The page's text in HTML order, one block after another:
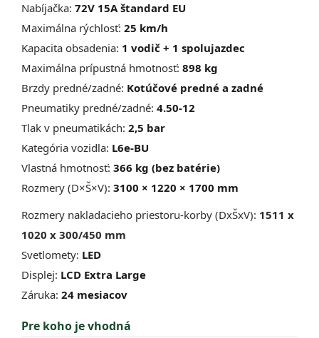
Nabíjačka: 72V 15A štandard EU
Maximálna rýchlosť: 25 km/h
Kapacita obsadenia: 1 vodič + 1 spolujazdec
Maximálna prípustná hmotnosť: 898 kg
Brzdy predné/zadné: Kotúčové predné a zadné
Pneumatiky predné/zadné: 4.50-12
Tlak v pneumatikách: 2,5 bar
Kategória vozidla: L6e-BU
Vlastná hmotnosť: 366 kg (bez batérie)
Rozmery (D×Š×V): 3100 × 1220 × 1700 mm
Rozmery nakladacieho priestoru-korby (DxŠxV): 1511 x
1020 x 300/450 mm
Svetlomety: LED
Displej: LCD Extra Large
Záruka: 24 mesiacov
Pre koho je vhodná